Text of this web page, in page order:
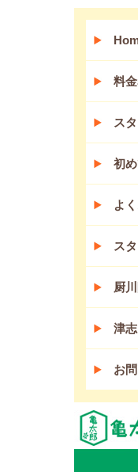
料
ス
初
よ
ス
厨
津
お